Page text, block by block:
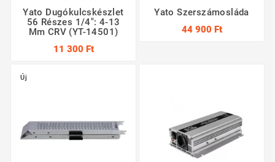
Yato Dugókulcskészlet
56 Részes 1/4": 4-13
Mm CRV (YT-14501)
11 300 Ft
Yato Szerszámosláda
44 900 Ft
Új